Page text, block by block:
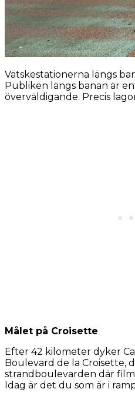
Vätskestationerna längs
Publiken längs banan är
överväldigande. Precis
Målet på Croisette
Efter 42 kilometer dyker
Boulevard de la Croisette,
strandboulevarden där
Idag är det du som är i